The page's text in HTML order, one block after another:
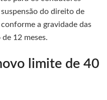
do direito de
a gravidade das
12 meses.
limite de 40